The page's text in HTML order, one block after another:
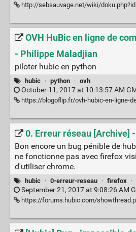
http://sebsauvage.net/wiki/
OVH HuBic en ligne de
- Philippe Maladjian
piloter hubic en python
hubic · python · ovh
October 11, 2017 at 10:13:57 AM
https://blogoflip.fr/ovh-hubic-en-ligne-
0. Erreur réseau [Archive]
Bon encore un bug pénible de
ne fonctionne pas avec firefox
d'utiliser chrome.
hubic · 0-erreur-reseau · firefox ·
September 21, 2017 at 9:08:26 AM
https://forums.hubic.com/